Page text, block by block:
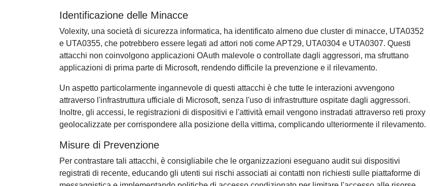
Identificazione delle Minacce
Volexity, una società di sicurezza informatica, ha identificato almeno due cluster di minacce, UTA0352
e UTA0355, che potrebbero essere legati ad attori noti come APT29, UTA0304 e UTA0307. Questi
attacchi non coinvolgono applicazioni OAuth malevole o controllate dagli aggressori, ma sfruttano
applicazioni di prima parte di Microsoft, rendendo difficile la prevenzione e il rilevamento.
Un aspetto particolarmente ingannevole di questi attacchi è che tutte le interazioni avvengono
attraverso l'infrastruttura ufficiale di Microsoft, senza l'uso di infrastrutture ospitate dagli aggressori.
Inoltre, gli accessi, le registrazioni di dispositivi e l'attività email vengono instradati attraverso reti proxy
geolocalizzate per corrispondere alla posizione della vittima, complicando ulteriormente il rilevamento.
Misure di Prevenzione
Per contrastare tali attacchi, è consigliabile che le organizzazioni eseguano audit sui dispositivi
registrati di recente, educando gli utenti sui rischi associati ai contatti non richiesti sulle piattaforme di